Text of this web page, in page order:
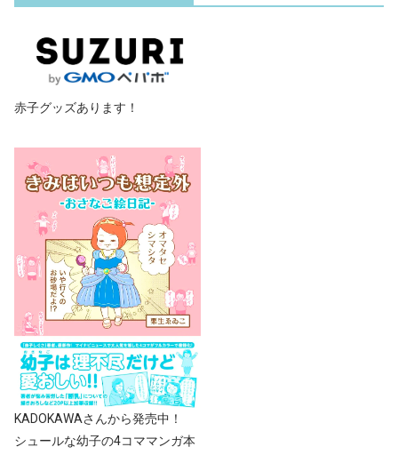
赤子グッズあります！
KADOKAWAさんから発売中！
シュールな幼子の4コママンガ本